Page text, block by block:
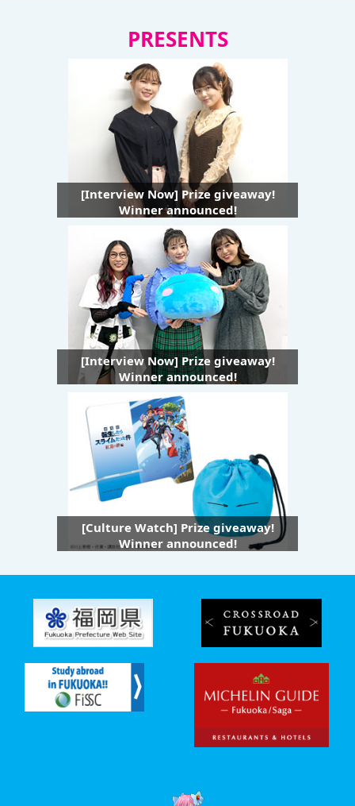
PRESENTS
[Interview Now] Prize giveaway!
Winner announced!
[Interview Now] Prize giveaway!
Winner announced!
[Culture Watch] Prize giveaway!
Winner announced!